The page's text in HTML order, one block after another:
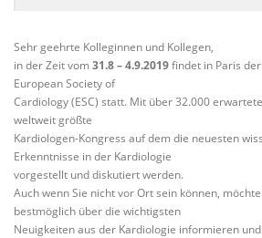
Sehr geehrte Kolleginnen und Kollegen,
in der Zeit vom31.8 – 4.9.2019findet in Paris
European Society of
Cardiology (ESC) statt. Mit über 32.000
weltweit größte
Kardiologen-Kongress auf dem die neuesten
Erkenntnisse in der Kardiologie
vorgestellt und diskutiert werden.
Auch wenn Sie nicht vor Ort sein können,
bestmöglich über die wichtigsten
Neuigkeiten aus der Kardiologie informieren